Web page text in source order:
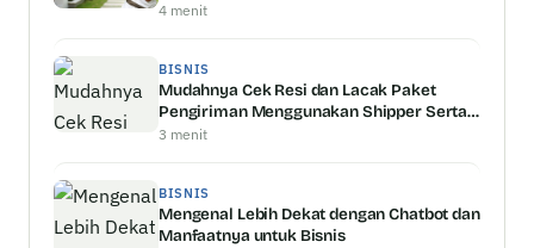
4 menit
BISNIS
Mudahnya Cek Resi dan Lacak Paket
Pengiriman Menggunakan Shipper Serta
Keunggulannya
3 menit
BISNIS
Mengenal Lebih Dekat dengan Chatbot dan
Manfaatnya untuk Bisnis